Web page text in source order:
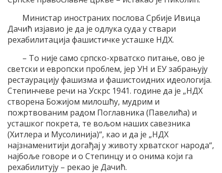
Министар иностраних послова Србије Ивица
Дачић изјавио је да је одлука суда у ствари
рехабилитација фашистичке усташке НДХ.
– То није само српско-хрватско питање, ово је
светски и европски проблем, јер УН и ЕУ забрањују
рестаурацију фашизма и фашистоидних идеологија.
Степинчеве речи на Ускрс 1941. године да је „НДХ
створена Божијом милошћу, мудрим и
пожртвованим радом Поглавника (Павелића) и
усташког покрета, те вољом наших савезника
(Хитлера и Мусолинија)“, као и да је „НДХ
најзнаменитији догађај у животу хрватског народа“,
најбоље говоре и о Степинцу и о онима који га
рехабилитују – рекао је Дачић.